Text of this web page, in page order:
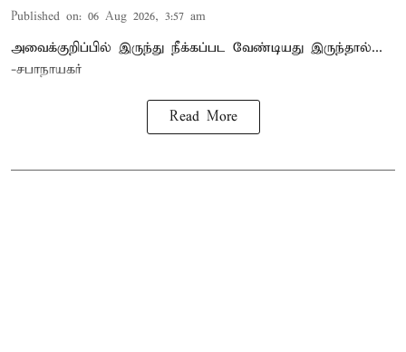
Published on: 06 Aug 2026, 3:57 am
அவைக்குறிப்பில் இருந்து நீக்கப்பட வேண்டியது இருந்தால்...
-சபாநாயகர்
Read More